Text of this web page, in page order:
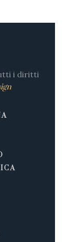
i diritti